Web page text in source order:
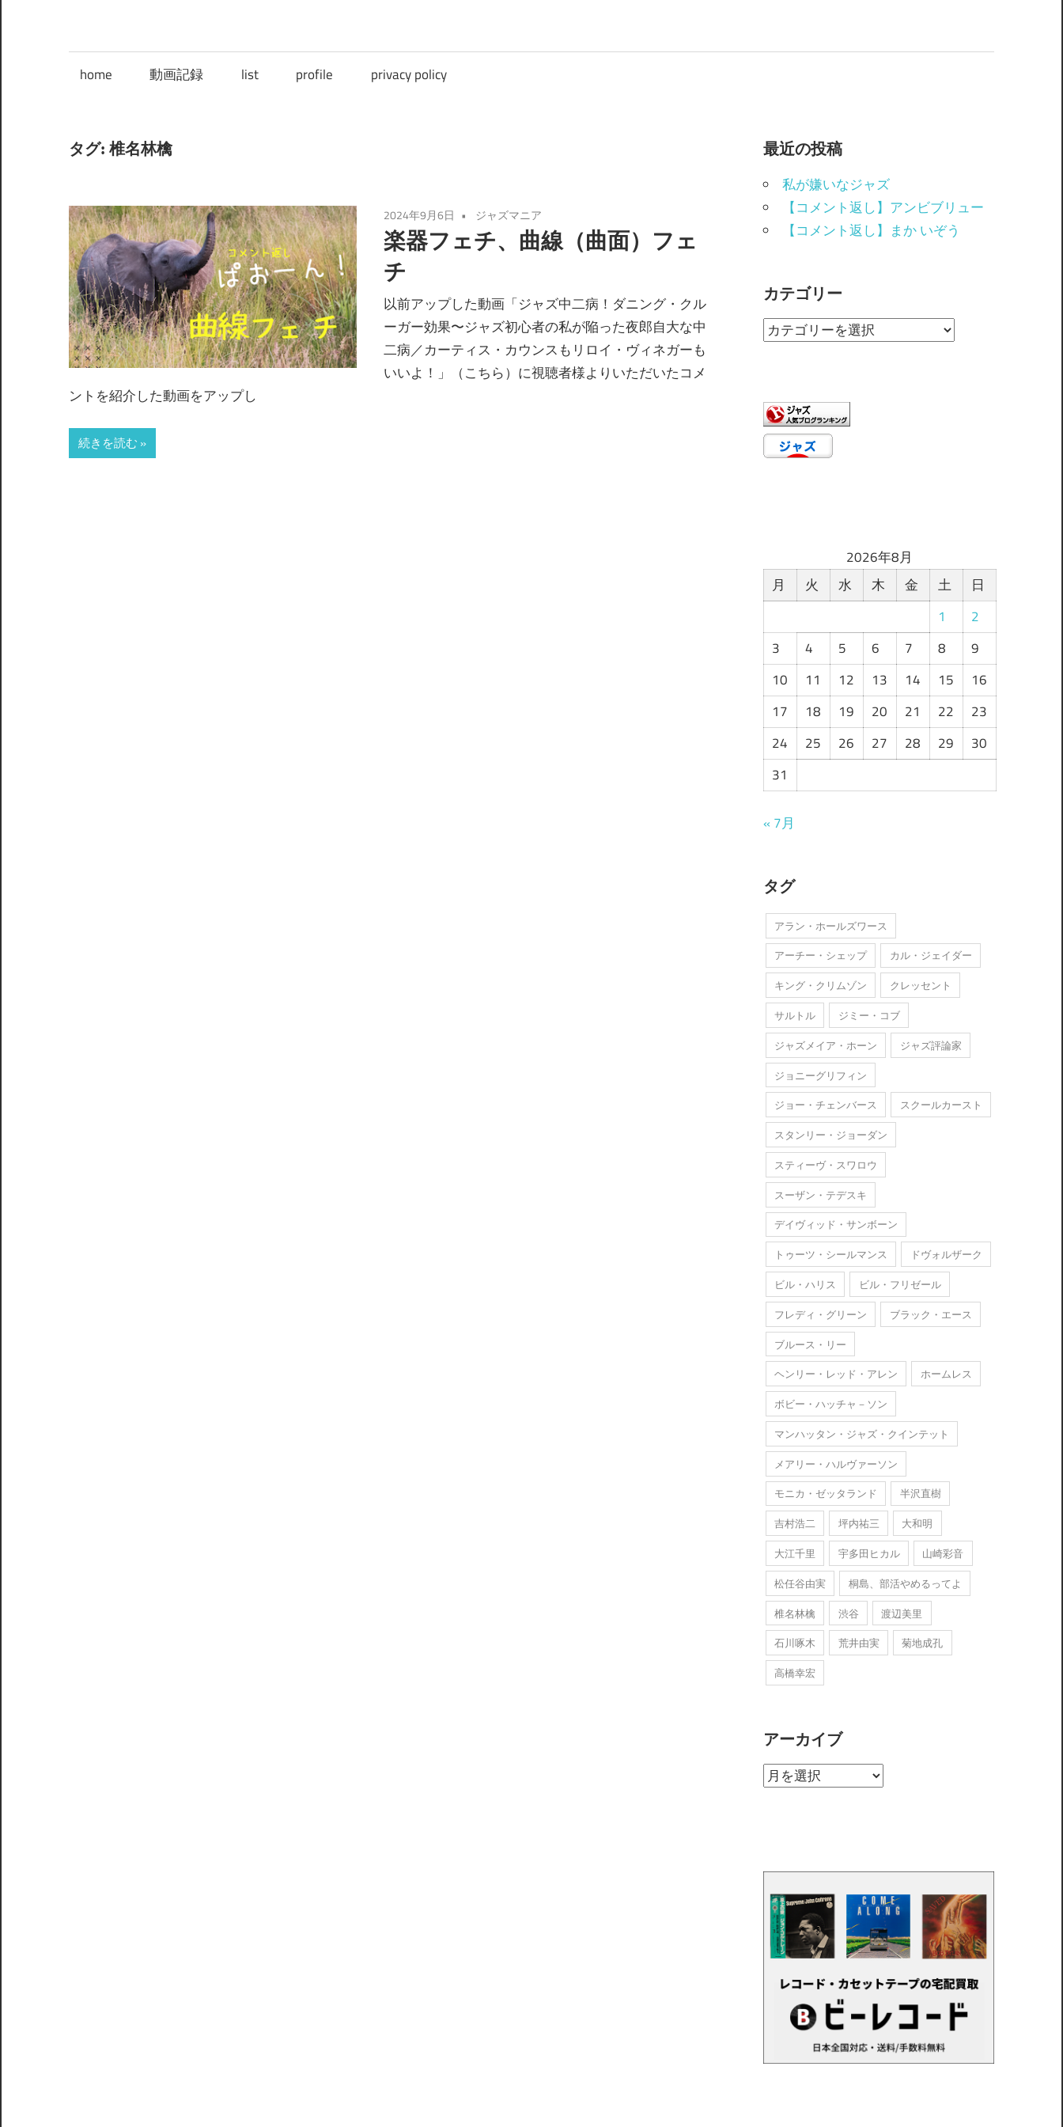
home 動画記録 list profile privacy policy
タグ: 椎名林檎
2024年9月6日 ジャズマニア
楽器フェチ、曲線（曲面）フェ
チ
以前アップした動画「ジャズ中二病！ダニング・クル
ーガー効果〜ジャズ初心者の私が陥った夜郎自大な中
二病／カーティス・カウンスもリロイ・ヴィネガーも
いいよ！」（こちら）に視聴者様よりいただいたコメ
ントを紹介した動画をアップし
続きを読む
最近の投稿
私が嫌いなジャズ
【コメント返し】アンビブリュー
【コメント返し】まか いぞう
カテゴリー
カ
リ
ー
2026年8月
月
火 水 木 金 土
日
1
2
3
4 5 6 7 8
9
10
11 12 13 14 15
16
17
18 19 20 21 22
23
24
25 26 27 28 29
30
31
« 7月
タグ
アラン・ホールズワース
アーチー・シェップ
カル・ジェイダー
キング・クリムゾン
クレッセント
サルトル
ジミー・コブ
ジャズメイア・ホーン
ジャズ評論家
ジョニーグリフィン
ジョー・チェンバース
スクールカースト
スタンリー・ジョーダン
スティーヴ・スワロウ
スーザン・テデスキ
デイヴィッド・サンボーン
トゥーツ・シールマンス
ドヴォルザーク
ビル・ハリス
ビル・フリゼール
フレディ・グリーン
ブラック・エース
ブルース・リー
ヘンリー・レッド・アレン
ホームレス
ボビー・ハッチャ－ソン
マンハッタン・ジャズ・クインテット
メアリー・ハルヴァーソン
モニカ・ゼッタランド
半沢直樹
吉村浩二
坪内祐三
大和明
大江千里
宇多田ヒカル
山崎彩音
松任谷由実
桐島、部活やめるってよ
椎名林檎
渋谷
渡辺美里
石川啄木
荒井由実
菊地成孔
高橋幸宏
アーカイブ
ア